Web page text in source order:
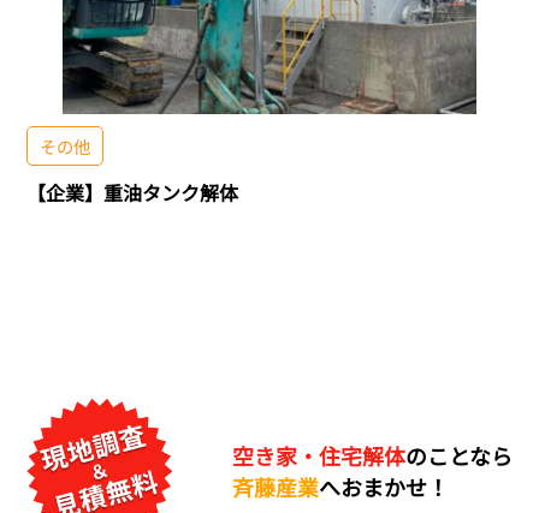
その他
【企業】重油タンク解体
空き家・住宅解体のことなら
斉藤産業へおまかせ！